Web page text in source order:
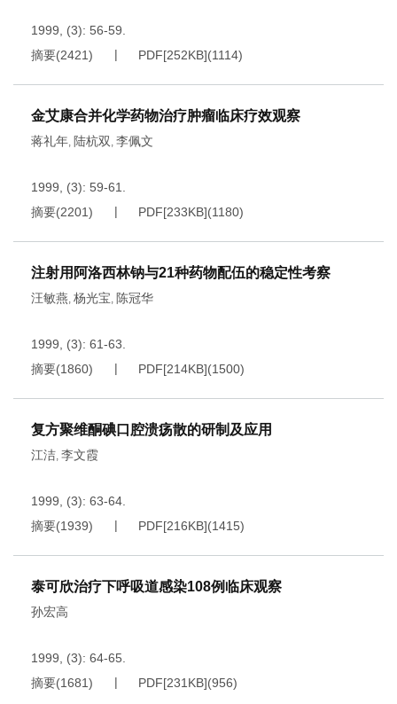
1999, (3): 56-59.
摘要(2421) PDF[252KB](1114)
金艾康合并化学药物治疗肿瘤临床疗效观察
蒋礼年, 陆杭双 , 李佩文
1999, (3): 59-61.
摘要(2201) PDF[233KB](1180)
注射用阿洛西林钠与21种药物配伍的稳定性考察
汪敏燕, 杨光宝, 陈冠华
1999, (3): 61-63.
摘要(1860) PDF[214KB](1500)
复方聚维酮碘口腔溃疡散的研制及应用
江洁, 李文霞
1999, (3): 63-64.
摘要(1939) PDF[216KB](1415)
泰可欣治疗下呼吸道感染108例临床观察
孙宏高
1999, (3): 64-65.
摘要(1681) PDF[231KB](956)